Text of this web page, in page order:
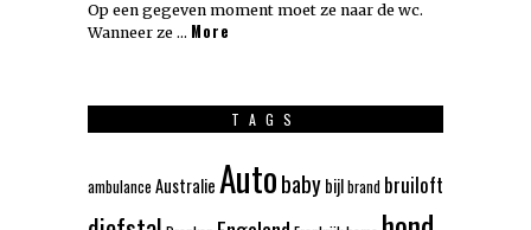
Op een gegeven moment moet ze naar de wc.
Wanneer ze … More
TAGS
ambulance AustralieAutobabybijlbrand bruiloft